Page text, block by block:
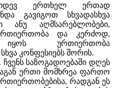
ერთხელ ერთად
გავიგოთ სხვადასხვა
ანუ აღმსარებლობები,
და კერძოდ,
ურთიერთობა
კონფესიებს შორის.
ჩვენს საზოგადოებაში დღეს
ერთი მომხრეა ფართო
რადგან ეს